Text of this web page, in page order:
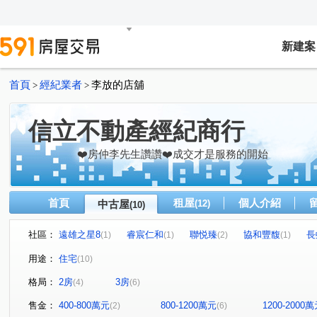
新建案
首頁 > 經紀業者 > 李放的店舖
信立不動產經紀商行
❤️房仲李先生讚讚❤️成交才是服務的開始
首頁 中古屋(10) 租屋(12) 個人介紹
社區： 遠雄之星8(1) 睿宸仁和(1) 聯悦臻(2) 協和豐馥(1)
櫻花市鎮之櫻
用途： 住宅(10)
格局： 2房(4) 3房(6)
售金： 400-800萬元(2) 800-1200萬元(6) 1200-2000萬